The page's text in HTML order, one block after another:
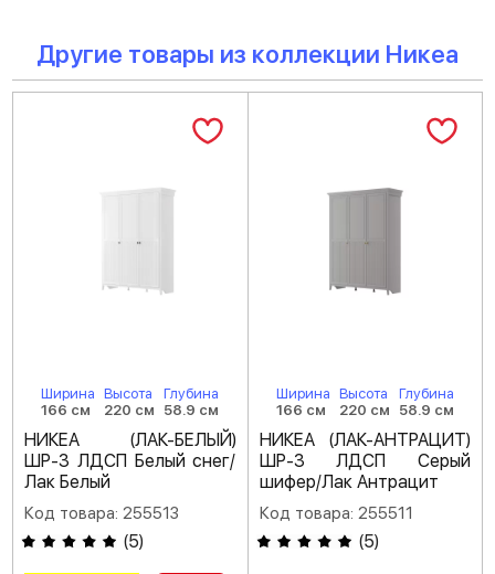
Другие товары из коллекции Никеа
Ширина
166 см
Высота
220 см
Глубина
58.9 см
НИКЕА (ЛАК-БЕЛЫЙ)
ШР-3 ЛДСП Белый снег/
Лак Белый
Код товара: 255513
(5)
Ширина
166 см
Высота
220 см
Глубина
58.9 см
НИКЕА (ЛАК-АНТРАЦИТ)
ШР-3 ЛДСП Серый
шифер/Лак Антрацит
Код товара: 255511
(5)